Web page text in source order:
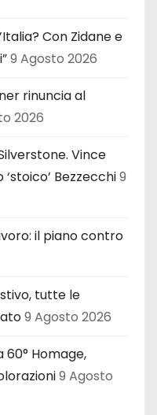
Con Zidane e
9 Agosto 2026
rinuncia al
2026
Vince
Bezzecchi9
il piano contro
tutte le
9 Agosto 2026
60° Homage,
9 Agosto